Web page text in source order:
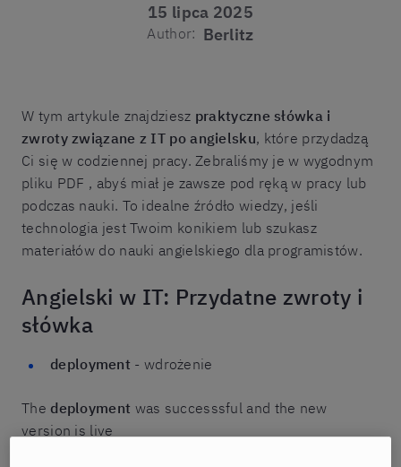
15 lipca 2025
Author: Berlitz
W tym artykule znajdziesz praktyczne słówka i
zwroty związane z IT po angielsku, które przydadzą
Ci się w codziennej pracy. Zebraliśmy je w wygodnym
pliku PDF , abyś miał je zawsze pod ręką w pracy lub
podczas nauki. To idealne źródło wiedzy, jeśli
technologia jest Twoim konikiem lub szukasz
materiałów do nauki angielskiego dla programistów.
Angielski w IT: Przydatne zwroty i
słówka
deployment - wdrożenie
The deployment was successsful and the new
version is live